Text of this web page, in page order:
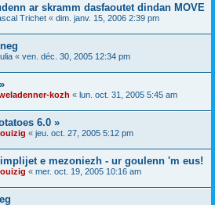
ar skramm dasfaoutet dindan MOVE
Trichet « dim. janv. 15, 2006 2:39 pm
« ven. déc. 30, 2005 12:34 pm
kozh « lun. oct. 31, 2005 5:45 am
6.0 »
« jeu. oct. 27, 2005 5:12 pm
e mezoniezh - ur goulenn 'm eus!
« mer. oct. 19, 2005 10:16 am